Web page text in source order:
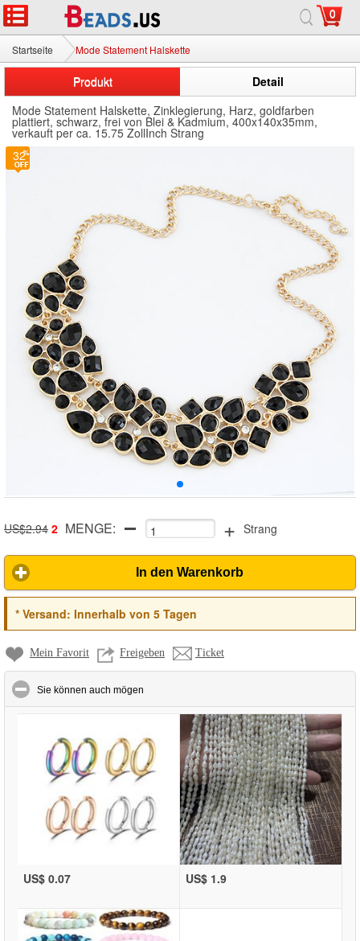
0
Startseite Mode Statement Halskette
Produkt
Detail
Mode Statement Halskette, Zinklegierung, Harz, goldfarben
plattiert, schwarz, frei von Blei & Kadmium, 400x140x35mm,
verkauft per ca. 15.75 ZollInch Strang
32
US$2.94 2 MENGE: + Strang
In den Warenkorb
*Versand: Innerhalb von 5 Tagen
Mein Favorit Freigeben Ticket
Sie können auch mögen
US$ 0.07 US$ 1.9